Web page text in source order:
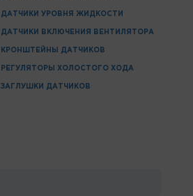
ДАТЧИКИ УРОВНЯ ЖИДКОСТИ
ДАТЧИКИ ВКЛЮЧЕНИЯ ВЕНТИЛЯТОРА
КРОНШТЕЙНЫ ДАТЧИКОВ
РЕГУЛЯТОРЫ ХОЛОСТОГО ХОДА
ЗАГЛУШКИ ДАТЧИКОВ